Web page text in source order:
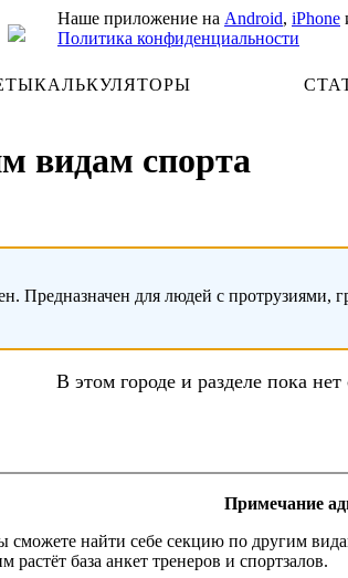
Наше приложение на Android, iPhone
Политика конфиденциальности
КАЛЬКУЛЯТОРЫ
видам спорта
Предназначен для людей с протрузиями,
В этом городе и разделе пока
Примечание
найти себе секцию по другим
база анкет тренеров и спортзалов.